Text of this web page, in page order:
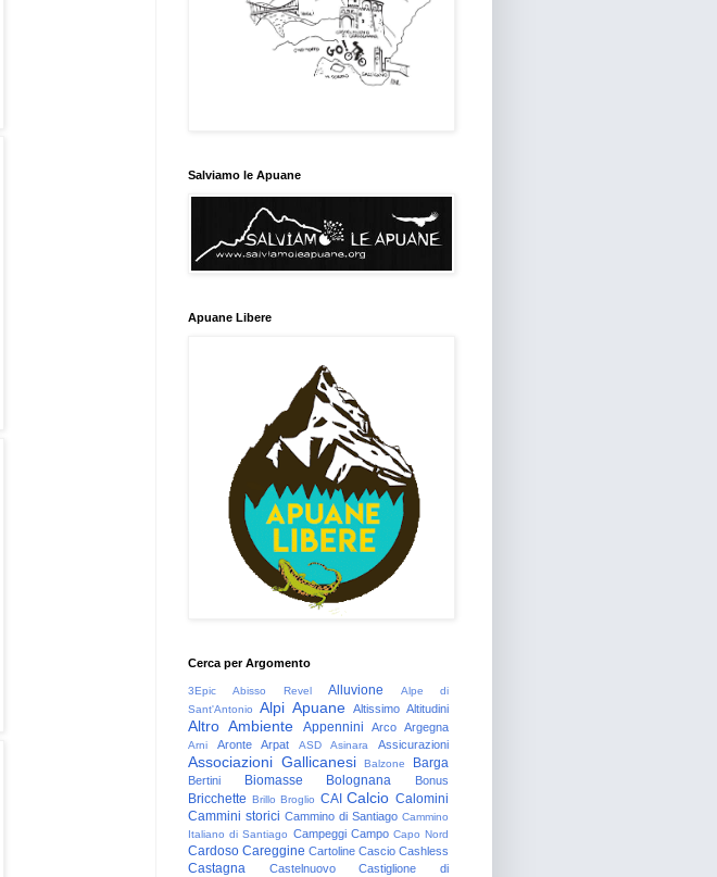
Salviamo le Apuane
Apuane Libere
Cerca per Argomento
3Epic Abisso Revel Alluvione
Alpe di
Sant'Antonio
Alpi Apuane Altissimo Altitudini
Altro Ambiente Appennini Arco Argegna
Arni Aronte Arpat ASD Asinara Assicurazioni
Associazioni Gallicanesi Balzone Barga
Bertini Biomasse Bolognana Bonus
Bricchette Brillo Broglio CAI Calcio Calomini
Cammini storici Cammino di Santiago Cammino
Italiano di Santiago Campeggi Campo Capo Nord
Cardoso Careggine Cartoline Cascio Cashless
Castagna Castelnuovo
Castiglione di